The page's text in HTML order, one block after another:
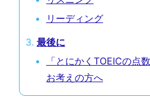
リーディング
最後に
「とにかくTOEICの点
お考えの方へ